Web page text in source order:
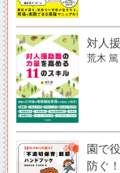
対人
荒木
園で
防ぐ